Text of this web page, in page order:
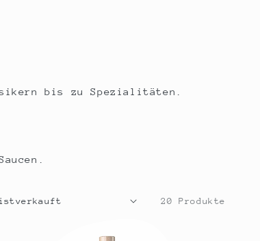
bis zu Spezialitäten.
20 Produkte